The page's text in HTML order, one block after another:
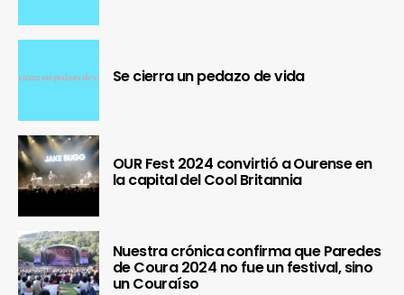
Se cierra un pedazo de vida
OUR Fest 2024 convirtió a Ourense en
la capital del Cool Britannia
Nuestra crónica confirma que Paredes
de Coura 2024 no fue un festival, sino
un Couraíso